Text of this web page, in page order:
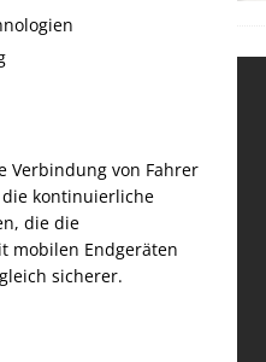
Verbindung von Fahrer
kontinuierliche
die die
mobilen Endgeräten
sicherer.